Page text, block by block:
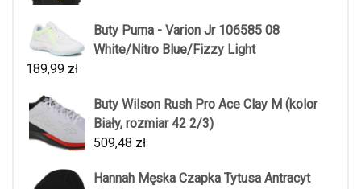
Buty Puma - Varion Jr 106585 08
White/Nitro Blue/Fizzy Light
189,99 zł
Buty Wilson Rush Pro Ace Clay M (kolor
Biały, rozmiar 42 2/3)
509,48 zł
Hannah Męska Czapka Tytusa Antracyt